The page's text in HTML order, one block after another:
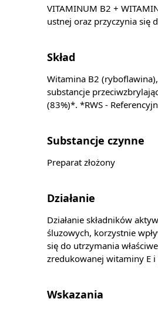
VITAMINUM B2 +
ustnej oraz przyczynia się
Skład
Witamina B2
substancje
(83%)*. *RWS -
Substancje czynne
Preparat złożony
Działanie
Działanie składników
śluzowych, korzystnie
się do utrzymania
zredukowanej witaminy E
Wskazania